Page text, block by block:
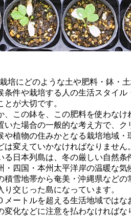
培にどのような土や肥料・鉢・
条件や栽培する人の生活スタイル
が大切です。
、この鉢を、この肥料を使わな
いた場合の一般的な考え方で、ク
や植物の住みかとなる栽培地域
変えていかなければなりません。
る日本列島は、冬の厳しい自然条
・四国・本州太平洋岸の温暖な気
積雪地帯から奄美・沖縄県など
交じった島になっています。
メートルを超える生活地域ではな
化などに注意を払わなければな